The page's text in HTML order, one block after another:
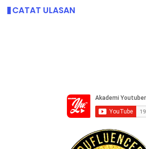
CATAT ULASAN